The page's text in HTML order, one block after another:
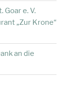
e. V.
„Zur Krone“
an die